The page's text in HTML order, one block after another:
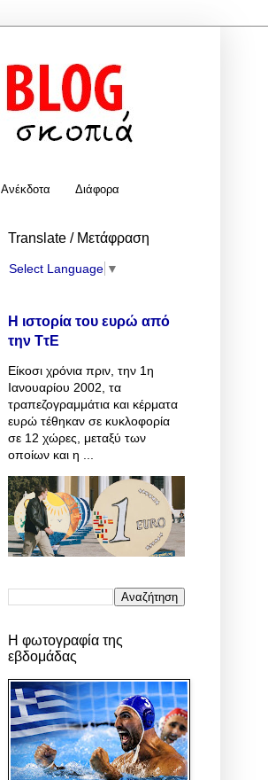
Ανέκδοτα Διάφορα
Translate / Μετάφραση
Select Language ▼
Η ιστορία του ευρώ από
την ΤτΕ
Είκοσι χρόνια πριν, την 1η
Ιανουαρίου 2002, τα
τραπεζογραμμάτια και κέρματα
ευρώ τέθηκαν σε κυκλοφορία
σε 12 χώρες, μεταξύ των
οποίων και η ...
Η φωτογραφία της
εβδομάδας